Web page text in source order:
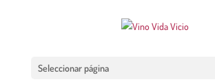
Seleccionar página